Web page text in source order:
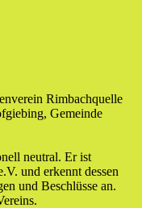
Rimbachquelle
Gemeinde
neutral. Er ist
und erkennt dessen
und Beschlüsse an.